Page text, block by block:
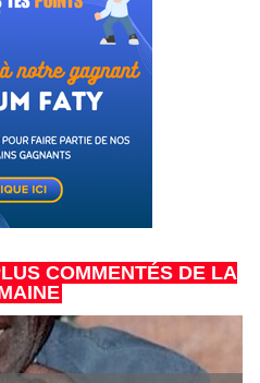
COMMENTÉS DE LA